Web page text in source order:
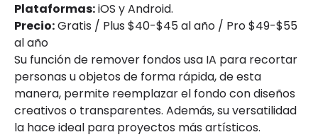
Plataformas:iOS y Android.
Precio:Gratis / Plus $40-$45 al año / Pro $49-$55
al año
Su función de remover fondos usa IA para recortar
personas u objetos de forma rápida, de esta
manera, permite reemplazar el fondo con diseños
creativos o transparentes. Además, su versatilidad
la hace ideal para proyectos más artísticos.